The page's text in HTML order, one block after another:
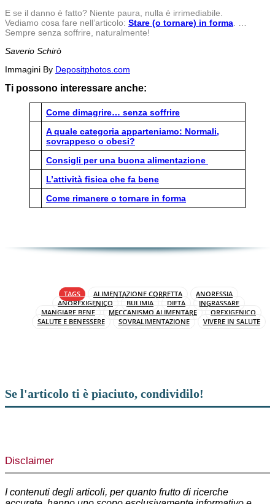
E se il danno è fatto? Niente paura, nulla è irrimediabile.
Vediamo cosa fare nell’articolo: Stare (o tornare) in forma
Sempre senza soffrire, naturalmente!
Saverio Schirò
Immagini By Depositphotos.com
Ti possono interessare anche:
Come dimagrire… senza soffrire
A quale categoria apparteniamo: Normali,
sovrappeso o obesi?
Consigli per una buona alimentazione
L’attività fisica che fa bene
Come rimanere o tornare in forma
TAGS ALIMENTAZIONE CORRETTA
ANORESSIA
ANOREXIGENICO
BULIMIA DIETA
INGRASSARE
MANGIARE BENE
MECCANISMO ALIMENTARE
OREXIGENICO
SALUTE E BENESSERE
SOVRALIMENTAZIONE VIVERE IN SALUTE
Se l'articolo ti è piaciuto, condividilo!
Disclaimer
I contenuti degli articoli, per quanto frutto di ricerche